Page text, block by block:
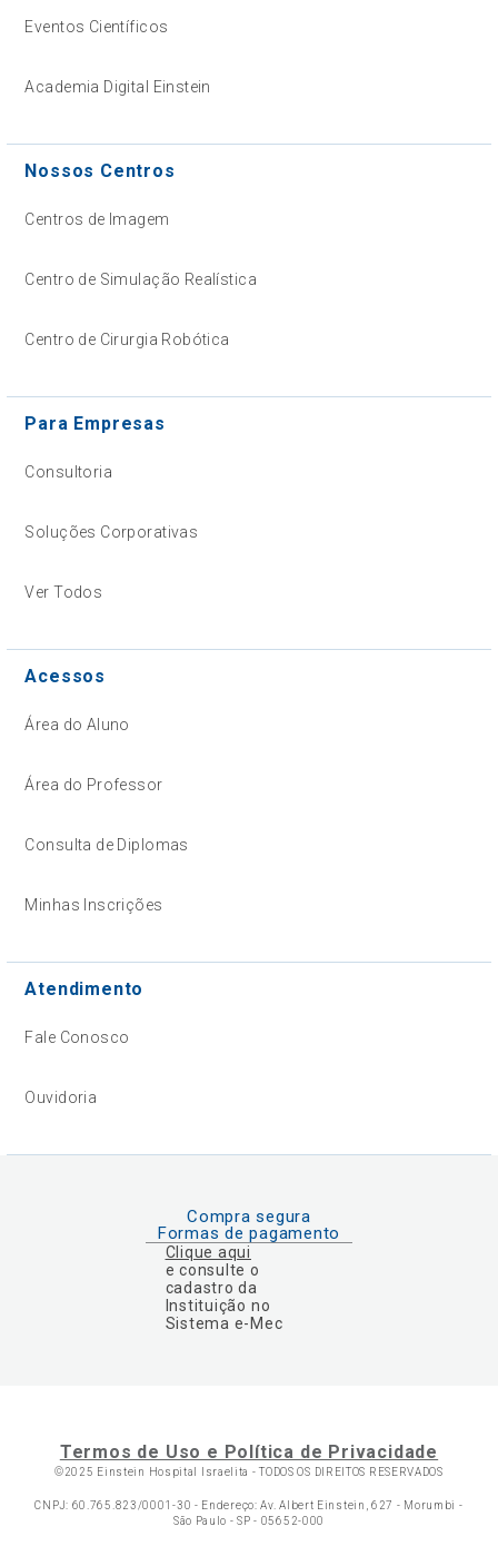
Eventos Científicos
Academia Digital Einstein
Nossos Centros
Centros de Imagem
Centro de Simulação Realística
Centro de Cirurgia Robótica
Para Empresas
Consultoria
Soluções Corporativas
Ver Todos
Acessos
Área do Aluno
Área do Professor
Consulta de Diplomas
Minhas Inscrições
Atendimento
Fale Conosco
Ouvidoria
Compra segura
Formas de pagamento
Clique aqui
e consulte o
cadastro da
Instituição no
Sistema e-Mec
Termos de Uso e Política de Privacidade
©2025 Einstein Hospital Israelita -TODOS OS DIREITOS RESERVADOS
CNPJ: 60.765.823/0001-30 - Endereço: Av. Albert Einstein, 627 - Morumbi -
São Paulo - SP - 05652-000